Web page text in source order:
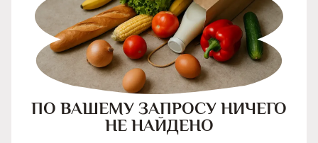
ПО ВАШЕМУ ЗАПРОСУ НИЧЕГО
НЕ НАЙДЕНО